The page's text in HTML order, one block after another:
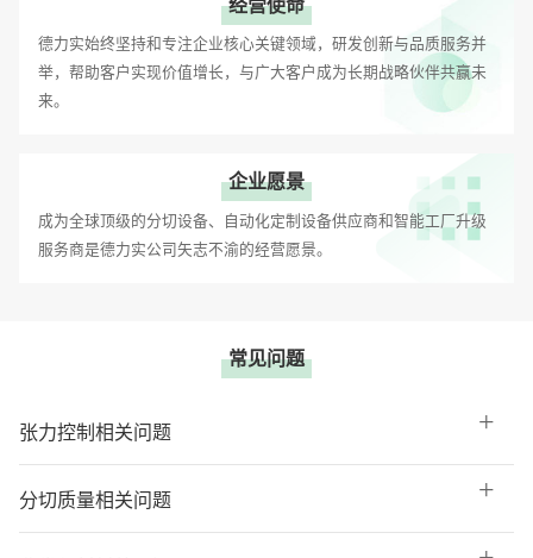
经营使命
德力实始终坚持和专注企业核心关键领域，研发创新与品质服务并
举，帮助客户实现价值增长，与广大客户成为长期战略伙伴共赢未
来。
企业愿景
成为全球顶级的分切设备、自动化定制设备供应商和智能工厂升级
服务商是德力实公司矢志不渝的经营愿景。
常见问题
张力控制相关问题
分切质量相关问题